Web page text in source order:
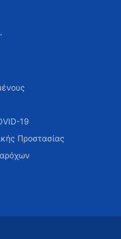
19
Προστασίας